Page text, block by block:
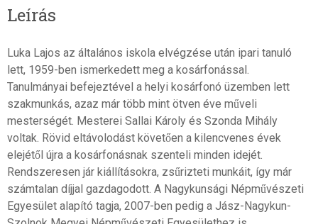
Leírás
Luka Lajos az általános iskola elvégzése után ipari tanuló
lett, 1959-ben ismerkedett meg a kosárfonással.
Tanulmányai befejeztével a helyi kosárfonó üzemben lett
szakmunkás, azaz már több mint ötven éve műveli
mesterségét. Mesterei Sallai Károly és Szonda Mihály
voltak. Rövid eltávolodást követően a kilencvenes évek
elejétől újra a kosárfonásnak szenteli minden idejét.
Rendszeresen jár kiállításokra, zsűrizteti munkáit, így már
számtalan díjjal gazdagodott. A Nagykunsági Népművészeti
Egyesület alapító tagja, 2007-ben pedig a Jász-Nagykun-